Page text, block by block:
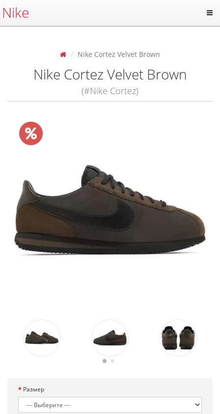
Nike
Nike Cortez Velvet Brown
Nike Cortez Velvet Brown
(#Nike Cortez)
Размер